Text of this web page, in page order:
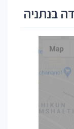
בנתניה